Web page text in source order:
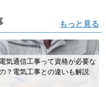
もっと見る
電気通信工事って資格が必要な
？電気工事との違いも解説